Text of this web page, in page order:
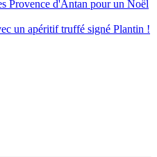
Provence d'Antan pour un Noël
un apéritif truffé signé Plantin !